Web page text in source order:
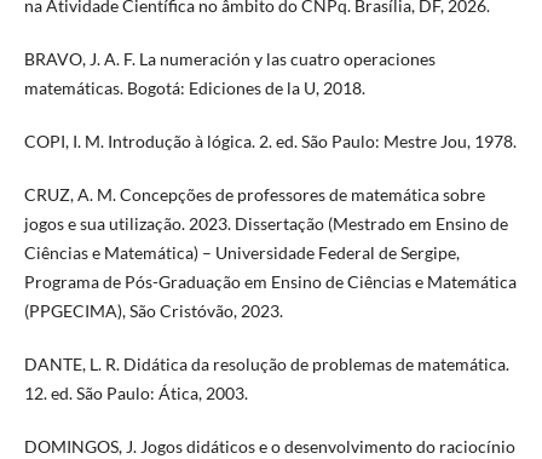
na Atividade Científica no âmbito do CNPq. Brasília, DF, 2026.
BRAVO, J. A. F. La numeración y las cuatro operaciones
matemáticas. Bogotá: Ediciones de la U, 2018.
COPI, I. M. Introdução à lógica. 2. ed. São Paulo: Mestre Jou, 1978.
CRUZ, A. M. Concepções de professores de matemática sobre
jogos e sua utilização. 2023. Dissertação (Mestrado em Ensino de
Ciências e Matemática) – Universidade Federal de Sergipe,
Programa de Pós-Graduação em Ensino de Ciências e Matemática
(PPGECIMA), São Cristóvão, 2023.
DANTE, L. R. Didática da resolução de problemas de matemática.
12. ed. São Paulo: Ática, 2003.
DOMINGOS, J. Jogos didáticos e o desenvolvimento do raciocínio